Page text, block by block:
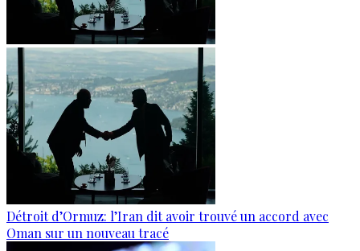
Détroit d’Ormuz: l’Iran dit avoir trouvé un accord avec
Oman sur un nouveau tracé